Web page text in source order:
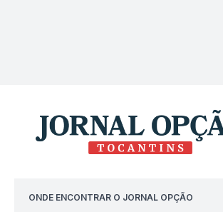
ONDE ENCONTRAR O JORNAL OPÇÃO